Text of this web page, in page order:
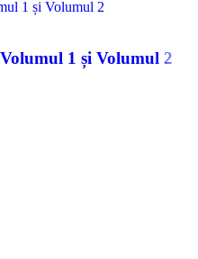
1 și Volumul 2